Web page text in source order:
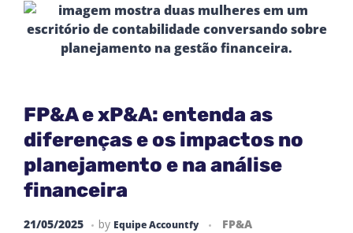
FP&A e xP&A: entenda as
diferenças e os impactos no
planejamento e na análise
financeira
21/05/2025 by Equipe Accountfy FP&A